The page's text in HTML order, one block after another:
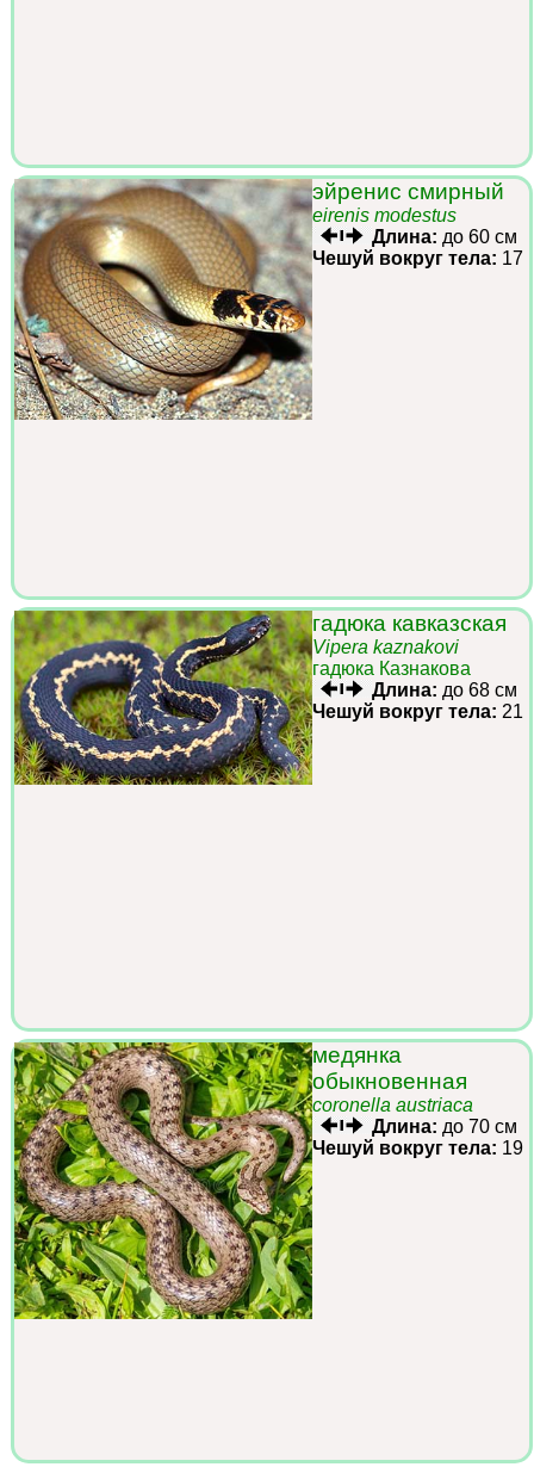
эйренис смирный
eirenis modestus
Длина: до 60 см
Чешуй вокруг тела: 17
гадюка кавказская
Vipera kaznakovi
гадюка Казнакова
Длина: до 68 см
Чешуй вокруг тела: 21
медянка
обыкновенная
coronella austriaca
Длина: до 70 см
Чешуй вокруг тела: 19